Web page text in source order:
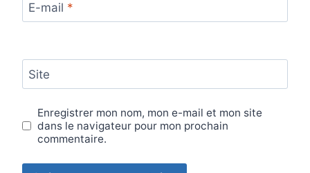
E-mail *
Site
Enregistrer mon nom, mon e-mail et mon site
dans le navigateur pour mon prochain
commentaire.